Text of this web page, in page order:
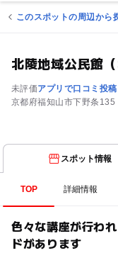
このスポットの周辺から
北陵地域公民館
未評価アプリで口コミ投稿
京都府福知山市下野条135
スポット情報
TOP 詳細情報
色々な講座が行わ
ドがあります